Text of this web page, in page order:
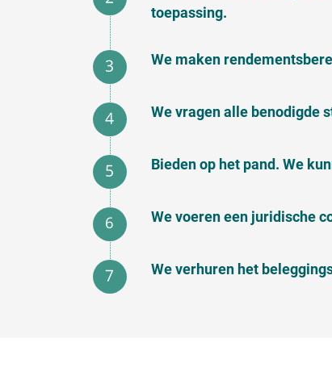
toepassing.
We maken
We vragen alle benodigde
Bieden op het pand. We
We voeren een juridische
We verhuren het